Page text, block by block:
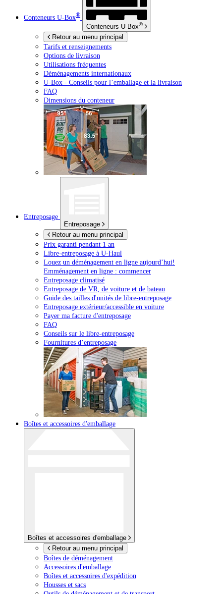
Conteneurs U-Box®
Conteneurs U-Box®
Retour au menu principal
Tarifs et renseignements
Options de livraison
Utilisations fréquentes
Déménagements internationaux
U-Box - Conseils pour l’emballage et la livraison
FAQ
Dimensions du conteneur
Entreposage
Entreposage
Retour au menu principal
Prix garanti pendant 1 an
Libre-entreposage à U-Haul
Louez un déménagement en ligne aujourd’hui!
Emménagement en ligne : commencer
Entreposage climatisé
Entreposage de VR, de voiture et de bateau
Guide des tailles d'unités de libre-entreposage
Entreposage extérieur/accessible en voiture
Payer ma facture d'entreposage
FAQ
Conseils sur le libre-entreposage
Fournitures d’entreposage
Boîtes et accessoires d'emballage
Boîtes et accessoires d'emballage
Retour au menu principal
Boîtes de déménagement
Accessoires d'emballage
Boîtes et accessoires d'expédition
Housses et sacs